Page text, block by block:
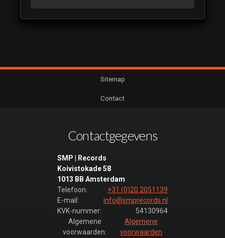
Sitemap
Contact
Contactgegevens
SMP | Records
Koivistokade 58
1013 BB Amsterdam
Telefoon:
+31 (0)20 2051139
E-mail:
info@smprecords.nl
KVK-nummer:
54130964
Algemene
voorwaarden:
Algemene
voorwaarden